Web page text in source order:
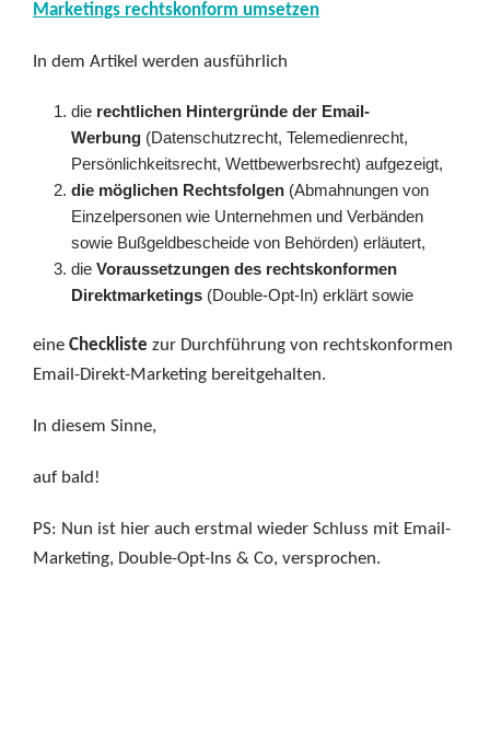
Marketings rechtskonform umsetzen
In dem Artikel werden ausführlich
die rechtlichen Hintergründe der Email-
Werbung (Datenschutzrecht, Telemedienrecht,
Persönlichkeitsrecht, Wettbewerbsrecht) aufgezeigt,
die möglichen Rechtsfolgen (Abmahnungen von
Einzelpersonen wie Unternehmen und Verbänden
sowie Bußgeldbescheide von Behörden) erläutert,
die Voraussetzungen des rechtskonformen
Direktmarketings (Double-Opt-In) erklärt sowie
eine Checkliste zur Durchführung von rechtskonformen
Email-Direkt-Marketing bereitgehalten.
In diesem Sinne,
auf bald!
PS: Nun ist hier auch erstmal wieder Schluss mit Email-
Marketing, Double-Opt-Ins & Co, versprochen.